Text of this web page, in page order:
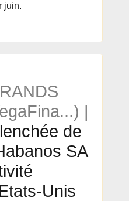
juin.
|
de
SA
Unis